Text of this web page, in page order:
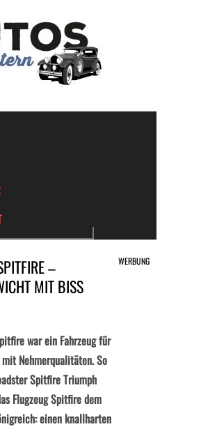
–
MIT BISS
WERBUNG
war ein Fahrzeug für
Nehmerqualitäten. So
Spitfire Triumph
Flugzeug Spitfire dem
einen knallharten